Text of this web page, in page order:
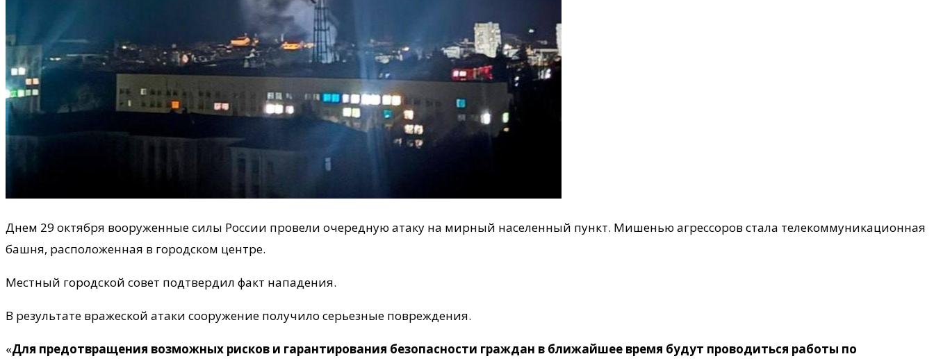
Днем 29 октября вооруженные силы России провели очередную атаку на мирный населенный пункт. Мишенью агрессоров стала телекоммуникационная
башня, расположенная в городском центре.
Местный городской совет подтвердил факт нападения.
В результате вражеской атаки сооружение получило серьезные повреждения.
«Для предотвращения возможных рисков и гарантирования безопасности граждан в ближайшее время будут проводиться работы по